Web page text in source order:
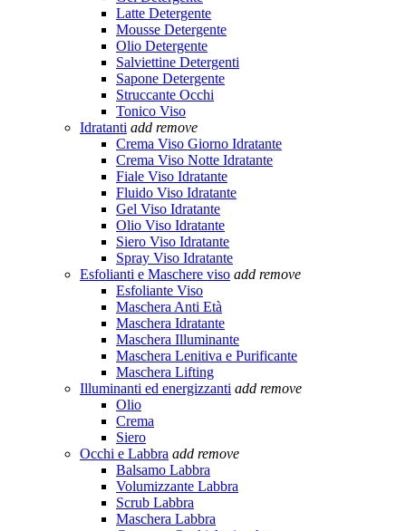
Latte Detergente
Mousse Detergente
Olio Detergente
Salviettine Detergenti
Sapone Detergente
Struccante Occhi
Tonico Viso
Idratanti add remove
Crema Viso Giorno Idratante
Crema Viso Notte Idratante
Fiale Viso Idratante
Fluido Viso Idratante
Gel Viso Idratante
Olio Viso Idratante
Siero Viso Idratante
Spray Viso Idratante
Esfolianti e Maschere viso add remove
Esfoliante Viso
Maschera Anti Età
Maschera Idratante
Maschera Illuminante
Maschera Lenitiva e Purificante
Maschera Lifting
Illuminanti ed energizzanti add remove
Olio
Crema
Siero
Occhi e Labbra add remove
Balsamo Labbra
Volumizzante Labbra
Scrub Labbra
Maschera Labbra